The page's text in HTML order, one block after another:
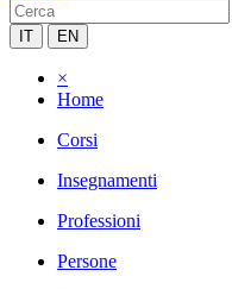
IT EN
×
Home
Corsi
Insegnamenti
Professioni
Persone